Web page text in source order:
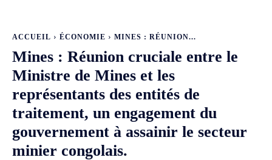
ACCUEIL ÉCONOMIE MINES : RÉUNION...
Mines : Réunion cruciale entre le
Ministre de Mines et les
représentants des entités de
traitement, un engagement du
gouvernement à assainir le secteur
minier congolais.